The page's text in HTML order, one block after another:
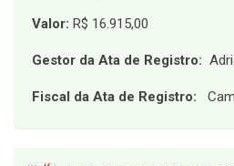
Valor: R$ 16.915,00
Gestor da Ata de Registro:
Fiscal da Ata de Registro: